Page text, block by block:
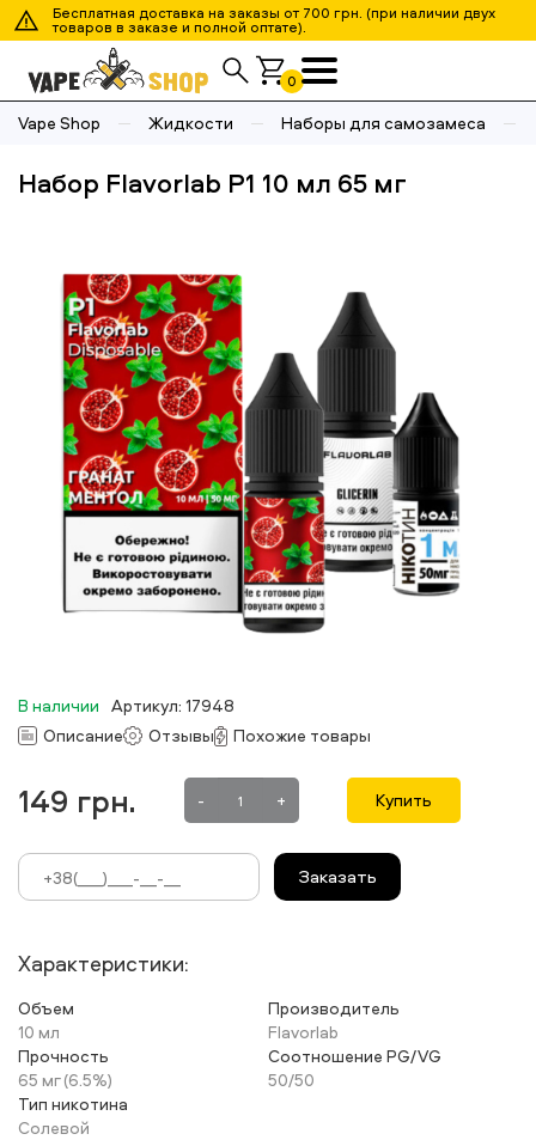
Бесплатная доставка на заказы от 700 грн. (при наличии двух
товаров в заказе и полной оптате).
0
Vape Shop Жидкости Наборы для самозамеса
Набор Flavorlab P1 10 мл 65 мг
В наличии Артикул: 17948
Описание
Отзывы Похожие товары
149 грн. - + Купить
Заказать
Характеристики:
Объем
10 мл
Производитель
Flavorlab
Прочность
65 мг (6.5%)
Соотношение PG/VG
50/50
Тип никотина
Солевой